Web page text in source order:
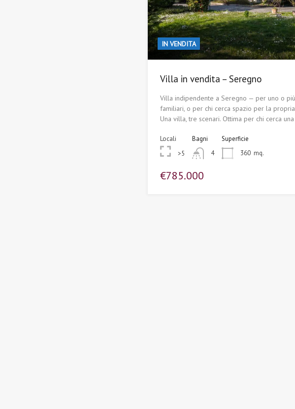
IN VENDITA
Villa in vendita – Seregno
Villa indipendente a Seregno — per uno o
familiari, o per chi cerca spazio per la
Una villa, tre scenari. Ottima per chi cerca
Locali
>5
Bagni
4
Superficie
360 mq.
€785.000